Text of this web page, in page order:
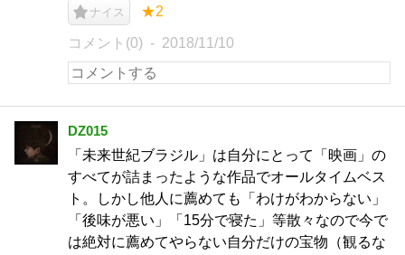
ナイス ★2
コメント(0) 2018/11/10
DZ015
「未来世紀ブラジル」は自分にとって「映画」の
すべてが詰まったような作品でオールタイムベス
ト。しかし他人に薦めても「わけがわからない」
「後味が悪い」「15分で寝た」等散々なので今で
は絶対に薦めてやらない自分だけの宝物（観るな